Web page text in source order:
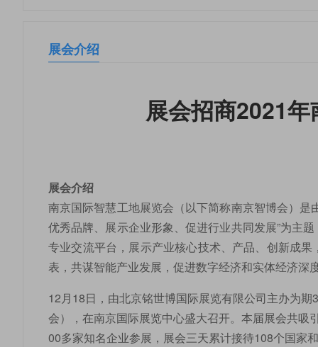
展会介绍
展会招商2021
展会介绍
南京国际智慧工地展览会（以下简称南京智博会）
优秀品牌、展示企业形象、促进行业共同发展”为主
专业交流平台，展示产业核心技术、产品、创新成
表，共谋智能产业发展，促进数字经济和实体经济深
12月18日，由北京铭世博国际展览有限公司主办为
会），在南京国际展览中心盛大召开。本届展会共
00多家知名企业参展，展会三天累计接待108个国家